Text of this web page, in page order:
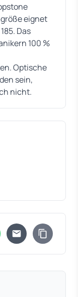
eignet
Das
100 %
Optische
sein,
nicht.
Tab)
in neuem Tab)